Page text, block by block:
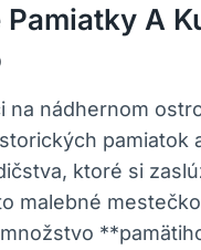
A
na nádhernom
pamiatok
ktoré si
malebné